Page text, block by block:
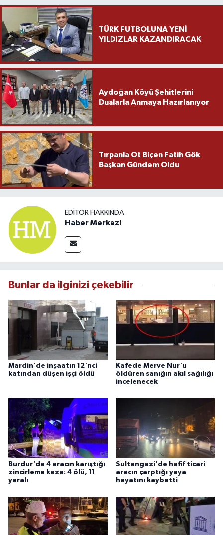
TÜRK FUTBOLUNA YENİ
YILDIZLAR KAZANDIRACAK
Aydoğan Köyü Şehitlerini
Dualarla Anmaya Hazırlanıyor
Tırpanla Ot Biçen Fatih Gök
Başkan Gündem Oldu
EDITÖR HAKKINDA
Haber Merkezi
Bunlar da ilginizi çekebilir
Mardin'de inşaatın 12'nci
katından düşen işçi öldü
Kafede Merve Nur'u
öldüren sanığın akıl sağılığı
incelenecek
Burdur'da 4 aracın karıştığı
zincirleme kaza: 4 ölü, 11
yaralı
Sultangazi'de hafif ticari
aracın çarptığı yaya
hayatını kaybetti